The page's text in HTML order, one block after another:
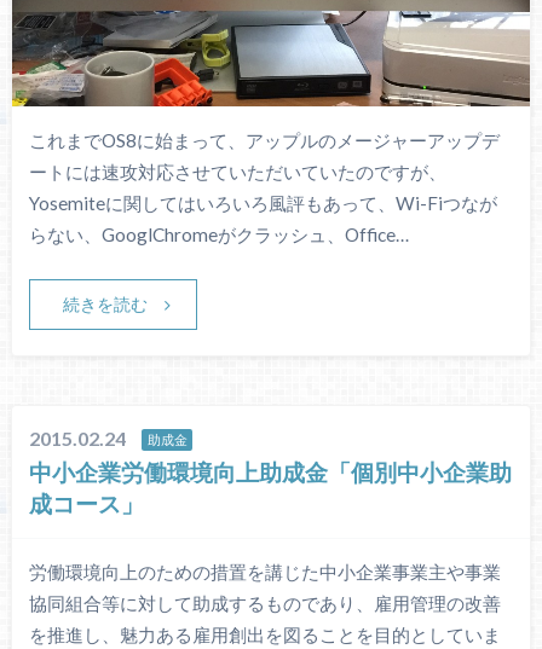
これまでOS8に始まって、アップルのメージャーアップデ
ートには速攻対応させていただいていたのですが、
Yosemiteに関してはいろいろ風評もあって、Wi-Fiつなが
らない、GooglChromeがクラッシュ、Office…
続きを読む
2015.02.24 助成金
中小企業労働環境向上助成金「個別中小企業助
成コース」
労働環境向上のための措置を講じた中小企業事業主や事業
協同組合等に対して助成するものであり、雇用管理の改善
を推進し、魅力ある雇用創出を図ることを目的としていま